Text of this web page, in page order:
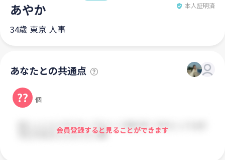
あやか 本人証明済
34歳 東京 人事
あなたとの共通点
?? 個
会員登録すると見ることができます